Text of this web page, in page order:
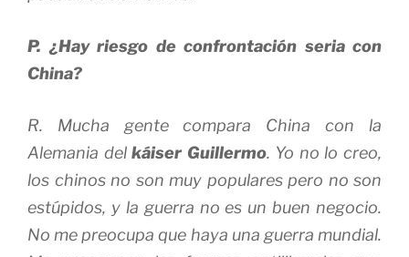
P. ¿Hay riesgo de confrontación seria con
China?
R. Mucha gente compara China con la
Alemania delkáiser Guillermo. Yo no lo creo,
los chinos no son muy populares pero no son
estúpidos, y la guerra no es un buen negocio.
No me preocupa que haya una guerra mundial.